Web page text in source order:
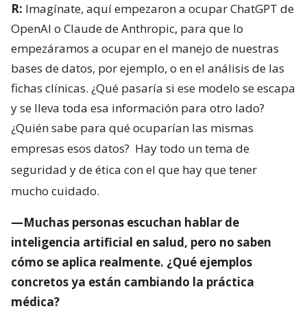
R: Imagínate, aquí empezaron a ocupar ChatGPT de
OpenAI o Claude de Anthropic, para que lo
empezáramos a ocupar en el manejo de nuestras
bases de datos, por ejemplo, o en el análisis de las
fichas clínicas. ¿Qué pasaría si ese modelo se escapa
y se lleva toda esa información para otro lado?
¿Quién sabe para qué ocuparían las mismas
empresas esos datos? Hay todo un tema de
seguridad y de ética con el que hay que tener
mucho cuidado.
—Muchas personas escuchan hablar de
inteligencia artificial en salud, pero no saben
cómo se aplica realmente. ¿Qué ejemplos
concretos ya están cambiando la práctica
médica?